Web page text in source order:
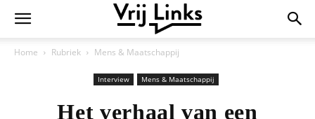
Home Rubriek Mens & Maatschappij
Interview Mens & Maatschappij
Het verhaal van een